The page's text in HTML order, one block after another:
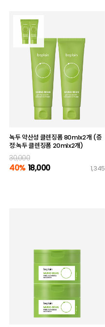
녹두 약산성 클렌징폼 80mlx2개 (증
정:녹두 클렌징폼 20mlx2개)
30,000
40% 18,000 1,345